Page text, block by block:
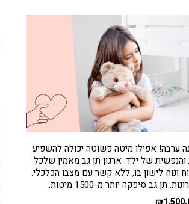
ערבה! אפילו מיטה פשוטה יכולה להשפיע
והנפשית של ילד. ארגון תן גב מאמין שלכל
ונוח לישון בו, ללא קשר עם מצבו הכלכלי.
בשלוש שנים האחרונות, תן גב סיפקה יותר מ-1500 מיטות,
מילדים אלה היו ישנים על...